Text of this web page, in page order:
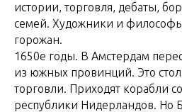
истории, торговля, дебаты,
семей. Художники и
горожан.
1650е годы. В Амстердам
из южных провинций. Это
торговли. Приходят корабли
республики Нидерландов. Но